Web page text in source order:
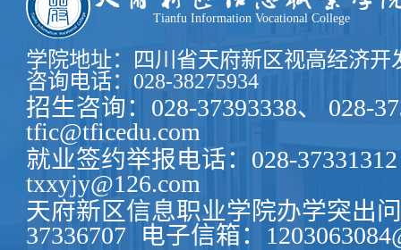
Tianfu Information Vocational College
学院地址：四川省天府新区视高经济开
咨询电话：028-38275934
招生咨询：028-37393338、 028-
tfic@tficedu.com
就业签约举报电话：028-37331312
txxyjy@126.com
天府新区信息职业学院办学突出
37336707
电子信箱：